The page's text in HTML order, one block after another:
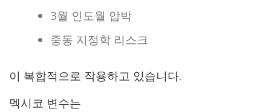
3월 인도월 압박
중동 지정학 리스크
이 복합적으로 작용하고 있습니다.
멕시코 변수는